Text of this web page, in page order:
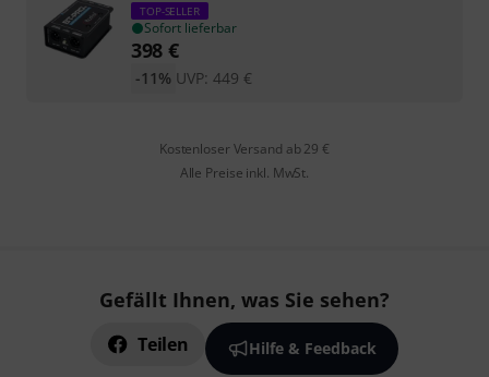
TOP-SELLER
Sofort lieferbar
398 €
UVP: 449 €
-11%
Kostenloser Versand ab 29 €
Alle Preise inkl. MwSt.
Gefällt Ihnen, was Sie sehen?
Teilen Hilfe & Feedback